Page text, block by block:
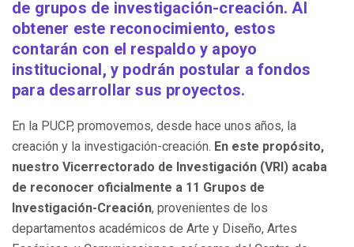
de grupos de investigación-creación. Al
obtener este reconocimiento, estos
contarán con el respaldo y apoyo
institucional, y podrán postular a fondos
para desarrollar sus proyectos.
En la PUCP, promovemos, desde hace unos años, la
creación y la investigación-creación. En este propósito,
nuestro Vicerrectorado de Investigación (VRI) acaba
de reconocer oficialmente a 11 Grupos de
Investigación-Creación, provenientes de los
departamentos académicos de Arte y Diseño, Artes